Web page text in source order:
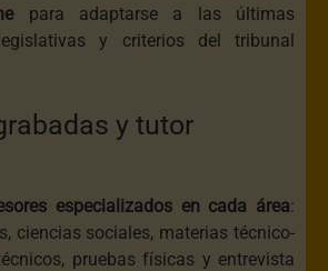
para adaptarse a las últimas
y criterios del tribunal
y tutor
especializados en cada área:
ciencias sociales, materias técnico-
pruebas físicas y entrevista